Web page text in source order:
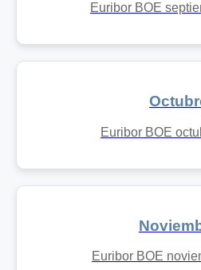
Euribor BOE
Euribor BOE
Euribor BOE